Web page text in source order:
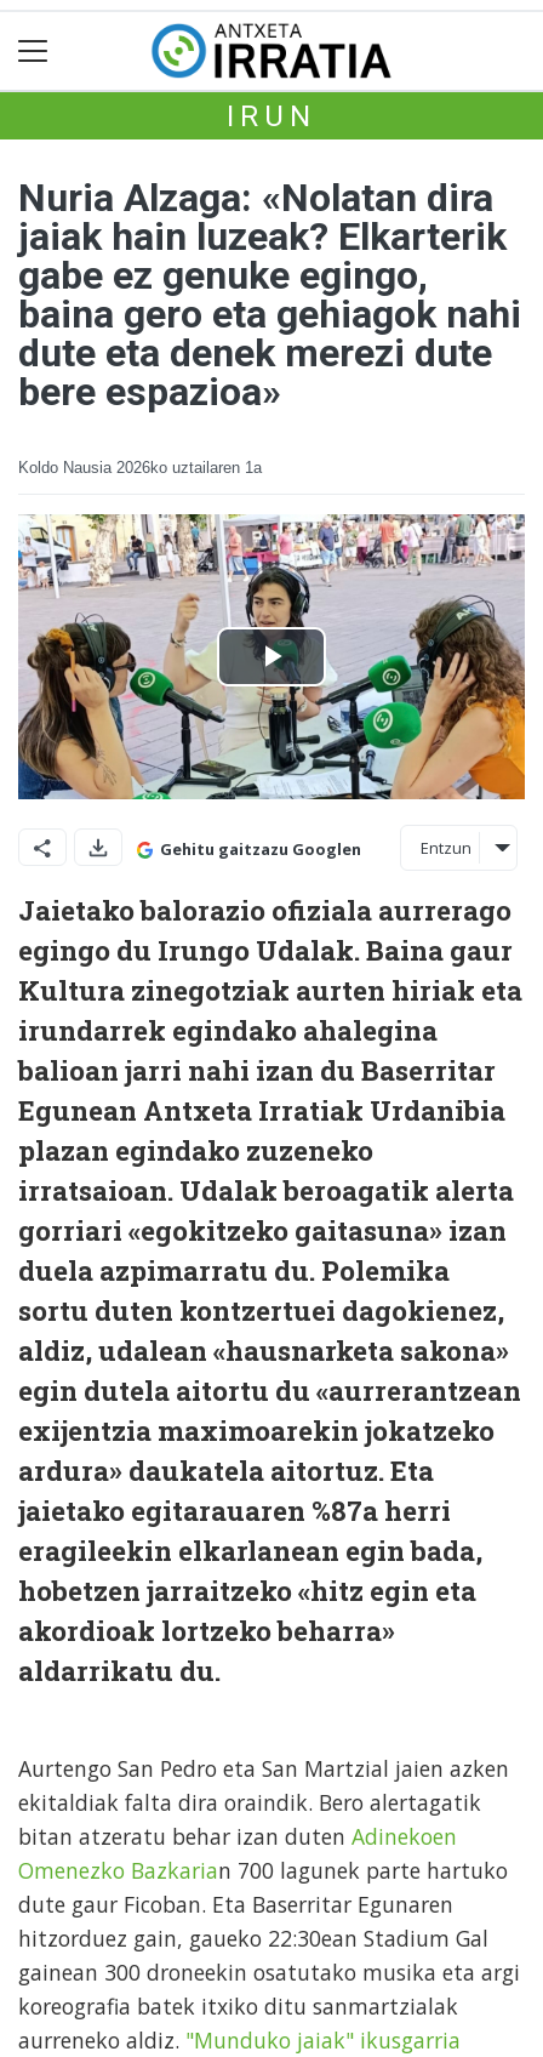
IRUN
Nuria Alzaga: «Nolatan dira
jaiak hain luzeak? Elkarterik
gabe ez genuke egingo,
baina gero eta gehiagok nahi
dute eta denek merezi dute
bere espazioa»
Koldo Nausia 2026ko uztailaren 1a
Gehitu gaitzazu Googlen Entzun
Jaietako balorazio ofiziala aurrerago
egingo du Irungo Udalak. Baina gaur
Kultura zinegotziak aurten hiriak eta
irundarrek egindako ahalegina
balioan jarri nahi izan du Baserritar
Egunean Antxeta Irratiak Urdanibia
plazan egindako zuzeneko
irratsaioan. Udalak beroagatik alerta
gorriari «egokitzeko gaitasuna» izan
duela azpimarratu du. Polemika
sortu duten kontzertuei dagokienez,
aldiz, udalean «hausnarketa sakona»
egin dutela aitortu du «aurrerantzean
exijentzia maximoarekin jokatzeko
ardura» daukatela aitortuz. Eta
jaietako egitarauaren %87a herri
eragileekin elkarlanean egin bada,
hobetzen jarraitzeko «hitz egin eta
akordioak lortzeko beharra»
aldarrikatu du.
Aurtengo San Pedro eta San Martzial jaien azken
ekitaldiak falta dira oraindik. Bero alertagatik
bitan atzeratu behar izan duten Adinekoen
Omenezko Bazkarian 700 lagunek parte hartuko
dute gaur Ficoban. Eta Baserritar Egunaren
hitzorduez gain, gaueko 22:30ean Stadium Gal
gainean 300 droneekin osatutako musika eta argi
koreografia batek itxiko ditu sanmartzialak
aurreneko aldiz. "Munduko jaiak" ikusgarria